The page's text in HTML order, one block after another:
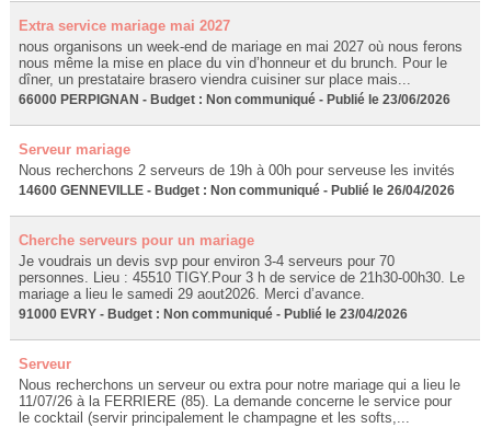
Extra service mariage mai 2027
nous organisons un week-end de mariage en mai 2027 où nous ferons
nous même la mise en place du vin d’honneur et du brunch. Pour le
dîner, un prestataire brasero viendra cuisiner sur place mais...
66000 PERPIGNAN - Budget : Non communiqué - Publié le 23/06/2026
Serveur mariage
Nous recherchons 2 serveurs de 19h à 00h pour serveuse les invités
14600 GENNEVILLE - Budget : Non communiqué - Publié le 26/04/2026
Cherche serveurs pour un mariage
Je voudrais un devis svp pour environ 3-4 serveurs pour 70
personnes. Lieu : 45510 TIGY.Pour 3 h de service de 21h30-00h30. Le
mariage a lieu le samedi 29 aout2026. Merci d’avance.
91000 EVRY - Budget : Non communiqué - Publié le 23/04/2026
Serveur
Nous recherchons un serveur ou extra pour notre mariage qui a lieu le
11/07/26 à la FERRIERE (85). La demande concerne le service pour
le cocktail (servir principalement le champagne et les softs,...